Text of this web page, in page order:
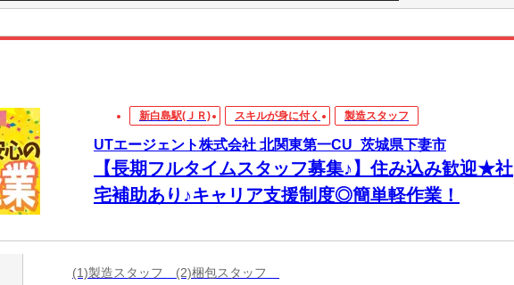
新白島駅(ＪＲ) スキルが身に付く 製造スタッフ
UTエージェント株式会社 北関東第一CU_茨城県下妻市
【長期フルタイムスタッフ募集♪】住み込み歓迎★社
宅補助あり♪キャリア支援制度◎簡単軽作業！
(1)製造スタッフ (2)梱包スタッフ